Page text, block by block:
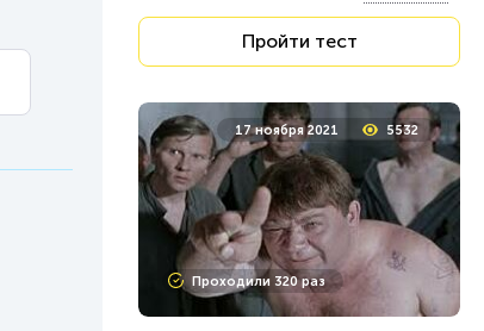
Пройти тест
17 ноября 2021 5532
Проходили 320 раз